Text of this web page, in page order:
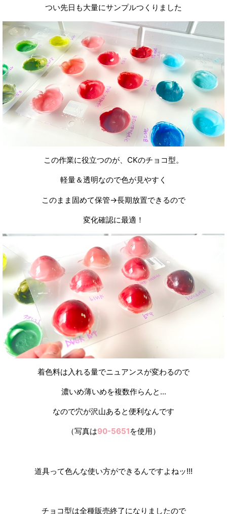
つい先日も大量にサンプルつくりました
この作業に役立つのが、CKのチョコ型。
軽量＆透明なので色が見やすく
このまま固めて保管→長期放置できるので
変化確認に最適！
着色料は入れる量でニュアンスが変わるので
濃いめ薄いめを複数作らんと...
なので穴が沢山あると便利なんです
（写真は90-5651を使用）
道具って色んな使い方ができるんですよねッ!!!
チョコ型は全種販売終了になりましたので